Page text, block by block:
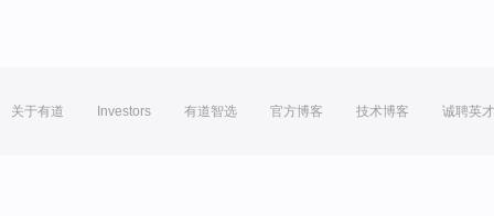
关于有道 Investors 有道智选 官方博客 技术博客 诚聘英才